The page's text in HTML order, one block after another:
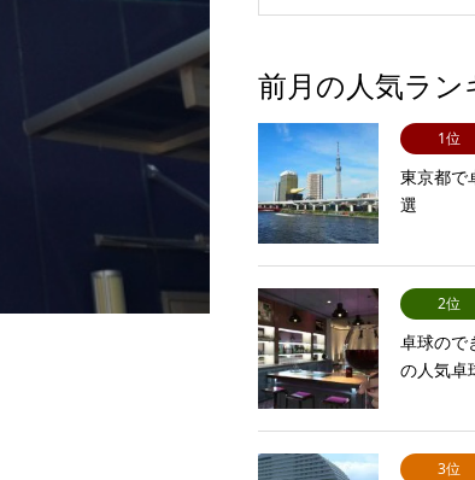
前月の人気ラン
1位
東京都で
選
2位
卓球の
の人気卓
3位